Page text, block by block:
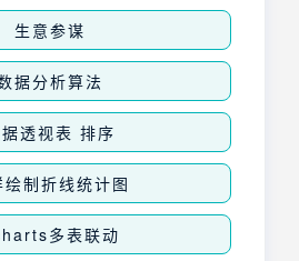
生意参谋
据分析算法
透视表 排序
绘制折线统计图
多表联动